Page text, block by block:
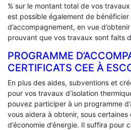
% sur le montant total de vos travaux
est possible également de bénéficier
d’accompagnement, en vue
prouvant que vos travaux sont faits
PROGRAMME
CERTIFICATS CEE À
En plus des aides, subventions et
pour vos travaux d’isolation
pouvez participer à un programme
vous aidera à obtenir, sous
d’économie d’énergie. Il suffira pour